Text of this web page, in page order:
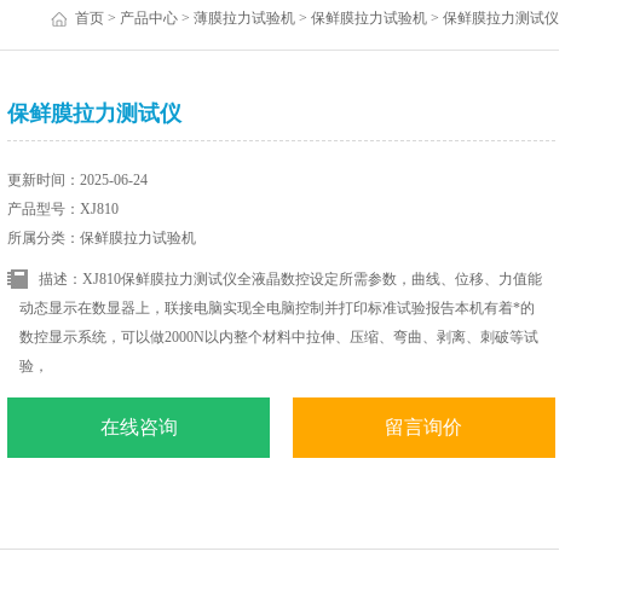
首页> 产品中心> 薄膜拉力试验机> 保鲜膜拉力试验机> 保鲜膜拉力测试仪
保鲜膜拉力测试仪
更新时间：2025-06-24
产品型号：XJ810
所属分类：保鲜膜拉力试验机
描述：XJ810保鲜膜拉力测试仪全液晶数控设定所需参数，曲线、位移、力值能
动态显示在数显器上，联接电脑实现全电脑控制并打印标准试验报告本机有着*的
数控显示系统，可以做2000N以内整个材料中拉伸、压缩、弯曲、剥离、刺破等试
验，
在线咨询 留言询价